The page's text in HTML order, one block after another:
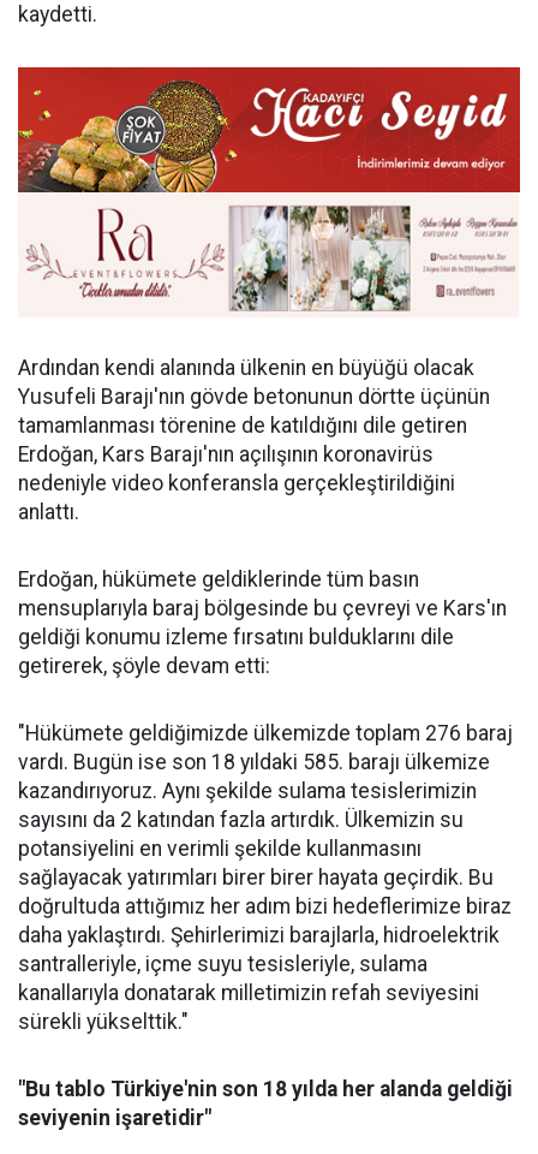
kaydetti.
Ardından kendi alanında ülkenin en büyüğü olacak
Yusufeli Barajı'nın gövde betonunun dörtte üçünün
tamamlanması törenine de katıldığını dile getiren
Erdoğan, Kars Barajı'nın açılışının koronavirüs
nedeniyle video konferansla gerçekleştirildiğini
anlattı.
Erdoğan, hükümete geldiklerinde tüm basın
mensuplarıyla baraj bölgesinde bu çevreyi ve Kars'ın
geldiği konumu izleme fırsatını bulduklarını dile
getirerek, şöyle devam etti:
"Hükümete geldiğimizde ülkemizde toplam 276 baraj
vardı. Bugün ise son 18 yıldaki 585. barajı ülkemize
kazandırıyoruz. Aynı şekilde sulama tesislerimizin
sayısını da 2 katından fazla artırdık. Ülkemizin su
potansiyelini en verimli şekilde kullanmasını
sağlayacak yatırımları birer birer hayata geçirdik. Bu
doğrultuda attığımız her adım bizi hedeflerimize biraz
daha yaklaştırdı. Şehirlerimizi barajlarla, hidroelektrik
santralleriyle, içme suyu tesisleriyle, sulama
kanallarıyla donatarak milletimizin refah seviyesini
sürekli yükselttik."
"Bu tablo Türkiye'nin son 18 yılda her alanda geldiği
seviyenin işaretidir"